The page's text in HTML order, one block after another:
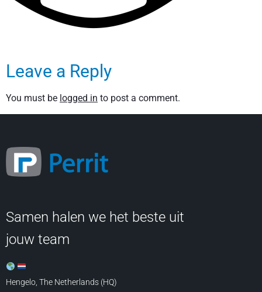
Leave a Reply
You must be logged in to post a comment.
Samen halen we het beste uit
jouw team
Hengelo, The Netherlands (HQ)